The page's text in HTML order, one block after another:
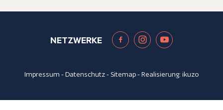
NETZWERKE
Impressum -Datenschutz- Sitemap- Realisierung:ikuzo